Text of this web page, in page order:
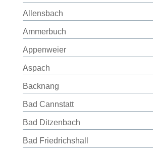
Allensbach
Ammerbuch
Appenweier
Aspach
Backnang
Bad Cannstatt
Bad Ditzenbach
Bad Friedrichshall